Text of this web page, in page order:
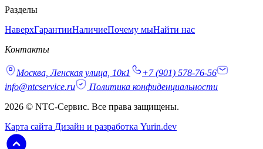
Разделы
НаверхГарантииНаличиеПочему мыНайти нас
Контакты
Москва, Ленская улица, 10к1
+7 (901) 578-76-56
info@ntcservice.ru
Политика конфиденциальности
2026 © NTC-Сервис. Все права защищены.
Карта сайта Дизайн и разработка Yurin.dev